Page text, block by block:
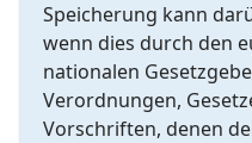
Speicherung kann
wenn dies durch den
nationalen
Verordnungen,
Vorschriften, denen